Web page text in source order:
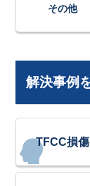
その他
解決事例
TFCC損傷